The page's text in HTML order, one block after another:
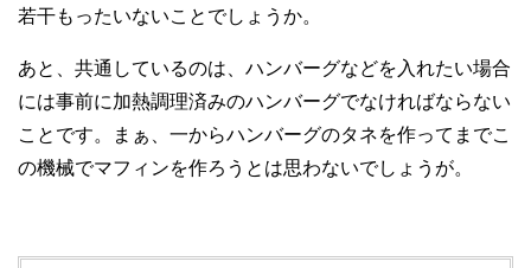
若干もったいないことでしょうか。
あと、共通しているのは、ハンバーグなどを入れたい場合
には事前に加熱調理済みのハンバーグでなければならない
ことです。まぁ、一からハンバーグのタネを作ってまでこ
の機械でマフィンを作ろうとは思わないでしょうが。